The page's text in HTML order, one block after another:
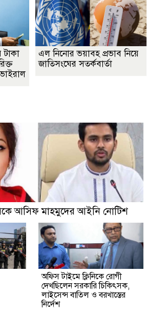
এল নিনোর ভয়াবহ প্রভাব নিয়ে
জাতিসংঘের সতর্কবার্তা
আসিফ মাহমুদের আইনি নোটিশ
অফিস টাইমে ক্লিনিকে রোগী
দেখছিলেন সরকারি চিকিৎসক,
লাইসেন্স বাতিল ও বরখাস্তের
নির্দেশ